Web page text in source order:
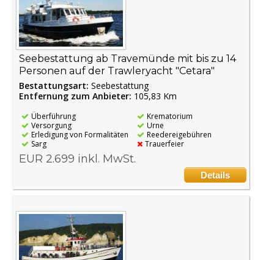
Seebestattung ab Travemünde mit bis zu 14
Personen auf der Trawleryacht "Cetara"
Bestattungsart: Seebestattung
Entfernung zum Anbieter: 105,83 Km
Überführung
Versorgung
Erledigung von Formalitäten
Sarg
Krematorium
Urne
Reedereigebühren
Trauerfeier
EUR 2.699 inkl. MwSt.
Details